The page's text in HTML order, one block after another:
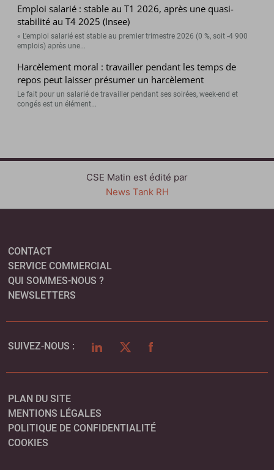
Emploi salarié : stable au T1 2026, après une quasi-
stabilité au T4 2025 (Insee)
« L’emploi salarié est stable au premier trimestre 2026 (0 %, soit -4 900
emplois) après une...
Harcèlement moral : travailler pendant les temps de
repos peut laisser présumer un harcèlement
Le fait pour un salarié de travailler pendant ses soirées, week-end et
congés est un élément...
CSE Matin est édité par
News Tank RH
CONTACT
SERVICE COMMERCIAL
QUI SOMMES-NOUS ?
NEWSLETTERS
SUIVEZ-NOUS : LINKEDINTWITTERFACEBOOK
PLAN DU SITE
MENTIONS LÉGALES
POLITIQUE DE CONFIDENTIALITÉ
COOKIES